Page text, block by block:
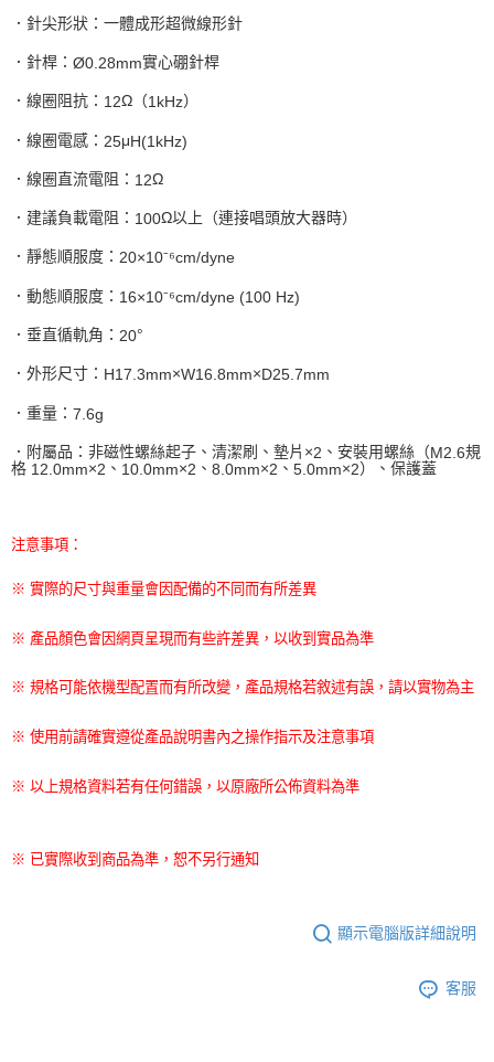
．針尖形狀：一體成形超微線形針
．針桿： Ø0.28mm實心硼針桿
．線圈阻抗： 12Ω（1kHz）
．線圈電感： 25μH(1kHz)
．線圈直流電阻： 12Ω
．建議負載電阻： 100Ω以上（連接唱頭放大器時）
．靜態順服度： 20×10⁻⁶cm/dyne
．動態順服度： 16×10⁻⁶cm/dyne (100 Hz)
．垂直循軌角： 20°
．外形尺寸： H17.3mm×W16.8mm×D25.7mm
．重量： 7.6g
．附屬品：非磁性螺絲起子、清潔刷、墊片×2 、安裝用螺絲（M2.6規
格 12.0mm×2 、 10.0mm×2 、 8.0mm×2 、 5.0mm×2）、保護蓋
注意事項：
※ 實際的尺寸與重量會因配備的不同而有所差異
※ 產品顏色會因網頁呈現而有些許差異，以收到實品為準
※ 規格可能依機型配置而有所改變，產品規格若敘述有誤，請以實物為主
※ 使用前請確實遵從產品說明書內之操作指示及注意事項
※ 以上規格資料若有任何錯誤，以原廠所公佈資料為準
※ 已實際收到商品為準，恕不另行通知
顯示電腦版詳細說明
客服